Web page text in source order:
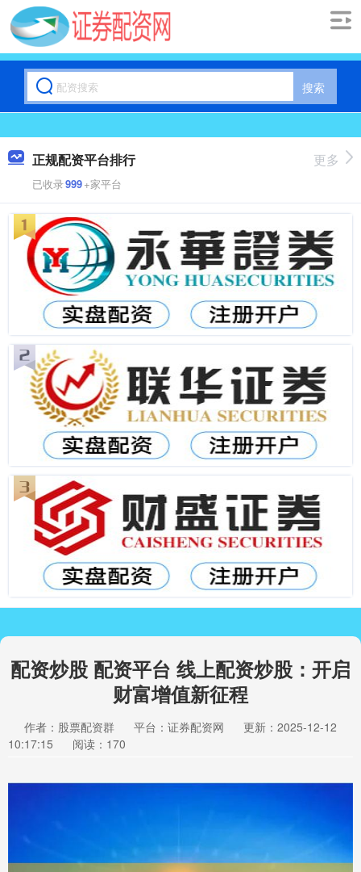
搜索
正规配资平台排行
已收录999+家平台
更多
配资炒股 配资平台 线上配资炒股：开启
财富增值新征程
作者：股票配资群 平台：证券配资网
更新：2025-12-12
10:17:15
阅读：170